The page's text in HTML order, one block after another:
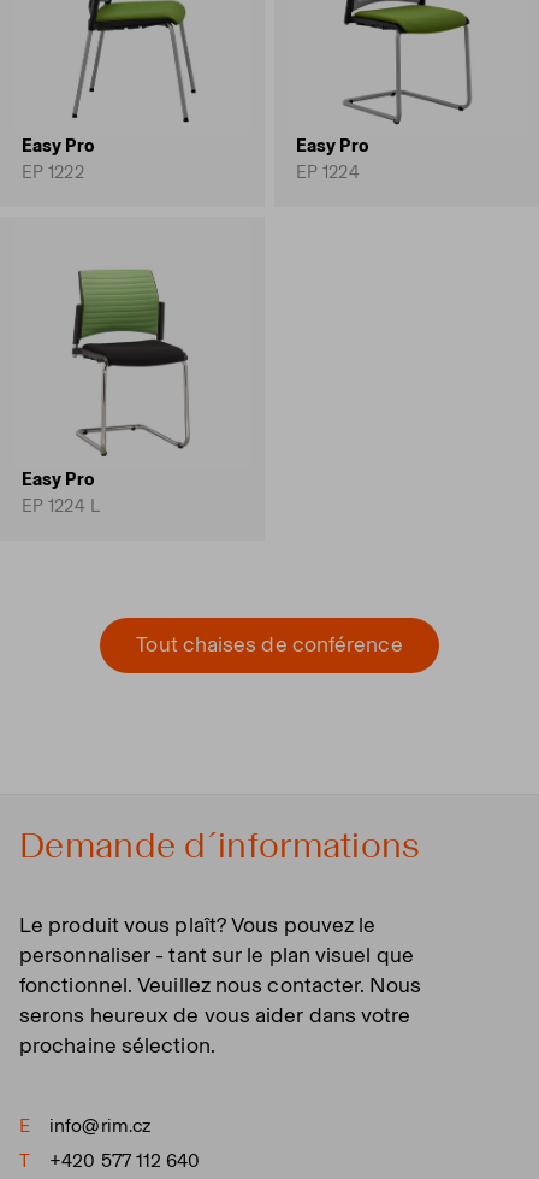
Easy Pro
EP 1222
Easy Pro
EP 1224
Easy Pro
EP 1224 L
Tout chaises de conférence
Demande d´informations
Le produit vous plaît? Vous pouvez le
personnaliser - tant sur le plan visuel que
fonctionnel. Veuillez nous contacter. Nous
serons heureux de vous aider dans votre
prochaine sélection.
E
info@rim.cz
T
+420 577 112 640